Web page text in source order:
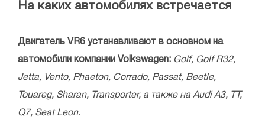
На каких автомобилях встречается
Двигатель VR6 устанавливают в основном на
автомобили компании Volkswagen: Golf, Golf R32,
Jetta, Vento, Phaeton, Corrado, Passat, Beetle,
Touareg, Sharan, Transporter, а также на Audi A3, TT,
Q7, Seat Leon.